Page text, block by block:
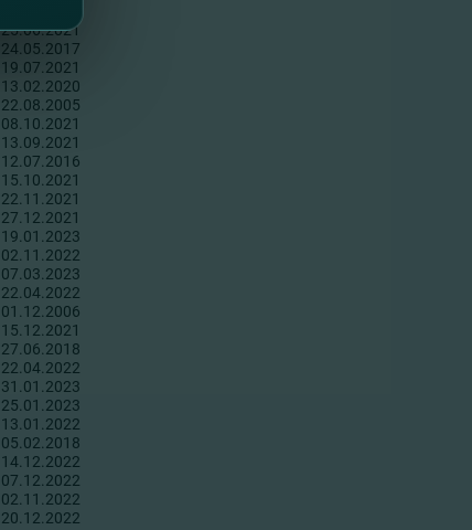
25.06.2021
24.05.2017
19.07.2021
13.02.2020
22.08.2005
08.10.2021
13.09.2021
12.07.2016
15.10.2021
22.11.2021
27.12.2021
19.01.2023
02.11.2022
07.03.2023
22.04.2022
01.12.2006
15.12.2021
27.06.2018
22.04.2022
31.01.2023
25.01.2023
13.01.2022
05.02.2018
14.12.2022
07.12.2022
02.11.2022
20.12.2022